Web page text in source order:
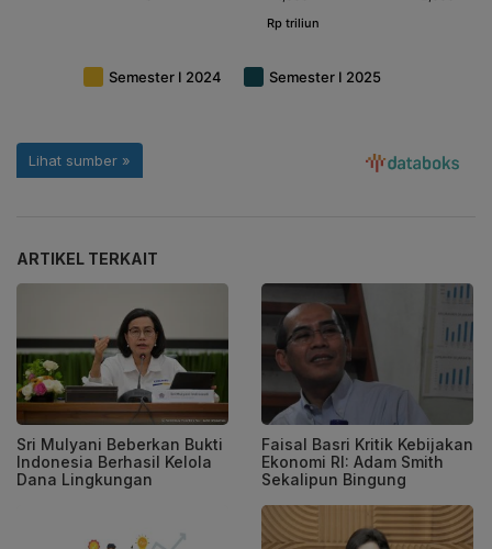
ARTIKEL TERKAIT
Sri Mulyani Beberkan Bukti
Indonesia Berhasil Kelola
Dana Lingkungan
Faisal Basri Kritik Kebijakan
Ekonomi RI: Adam Smith
Sekalipun Bingung